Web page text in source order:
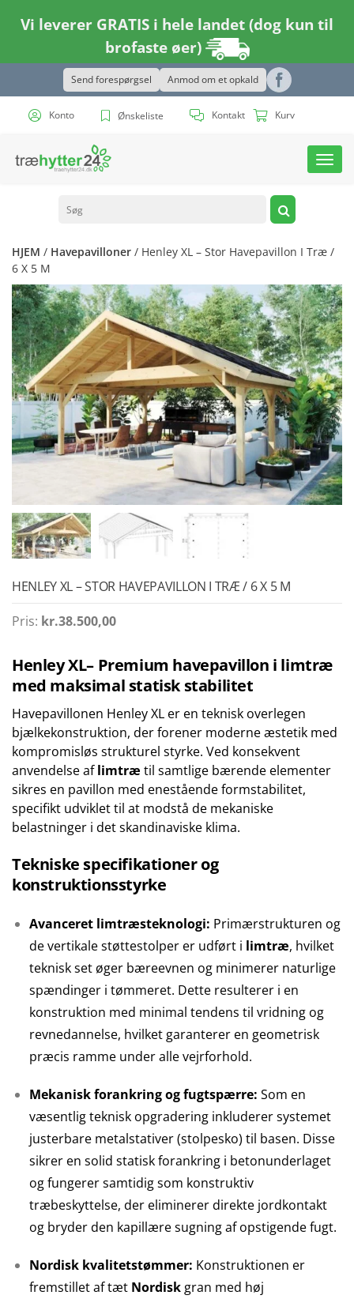
Vi leverer GRATIS i hele landet (dog kun til
brofaste øer)
Send forespørgsel Anmod om et opkald
Konto Ønskeliste Kontakt Kurv
HJEM / Havepavilloner / Henley XL – Stor Havepavillon I Træ /
6 X 5 M
HENLEY XL – STOR HAVEPAVILLON I TRÆ / 6 X 5 M
Pris: kr.38.500,00
Henley XL– Premium havepavillon i limtræ
med maksimal statisk stabilitet
Havepavillonen Henley XL er en teknisk overlegen
bjælkekonstruktion, der forener moderne æstetik med
kompromisløs strukturel styrke. Ved konsekvent
anvendelse aflimtræ til samtlige bærende elementer
sikres en pavillon med enestående formstabilitet,
specifikt udviklet til at modstå de mekaniske
belastninger i det skandinaviske klima.
Tekniske specifikationer og
konstruktionsstyrke
Avanceret limtræsteknologi: Primærstrukturen og
de vertikale støttestolper er udført i limtræ, hvilket
teknisk set øger bæreevnen og minimerer naturlige
spændinger i tømmeret. Dette resulterer i en
konstruktion med minimal tendens til vridning og
revnedannelse, hvilket garanterer en geometrisk
præcis ramme under alle vejrforhold.
Mekanisk forankring og fugtspærre: Som en
væsentlig teknisk opgradering inkluderer systemet
justerbare metalstativer (stolpesko) til basen. Disse
sikrer en solid statisk forankring i betonunderlaget
og fungerer samtidig som konstruktiv
træbeskyttelse, der eliminerer direkte jordkontakt
og bryder den kapillære sugning af opstigende fugt.
Nordisk kvalitetstømmer: Konstruktionen er
fremstillet af tæt Nordisk gran med høj